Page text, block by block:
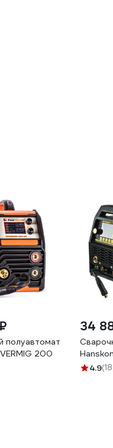
полуавтомат
200
34
4.9